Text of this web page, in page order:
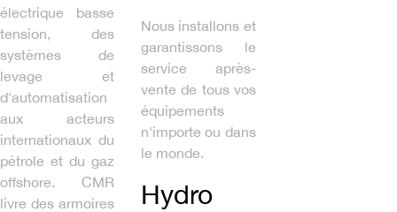
électrique basse
tension, des
systèmes de
levage et
d'automatisation
aux acteurs
internationaux du
pétrole et du gaz
offshore. CMR
livre des armoires
Nous installons et
garantissons le
service après-
vente de tous vos
équipements
n'importe ou dans
le monde.
Hydro